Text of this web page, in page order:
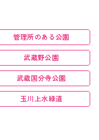
管理所のある公園
武蔵野公園
武蔵国分寺公園
玉川上水緑道